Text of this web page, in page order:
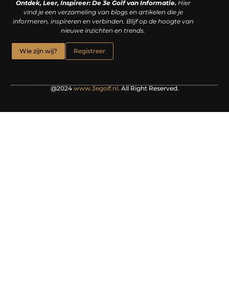
Ontdek, Leer, Inspireer: De 3e Golf van Informatie.Hier
vind je een verzameling van blogs en artikelen die je
informeren, inspireren en verbinden. Blijf op de hoogte van
nieuwe inzichten en trends.
Wie zijn wij? Registreer
@2024www.3egolf.nl.All Right Reserved.